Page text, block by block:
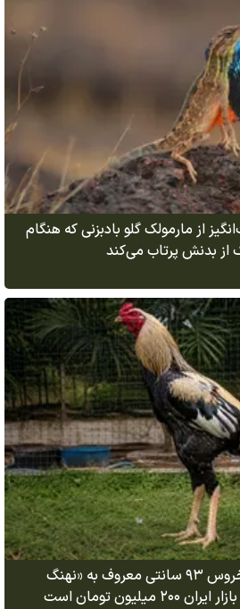
از مارمولک گلو بادبزنی که هنگام
بدنش پرتاب می‌کند
خروس جنگی هندی؛ خروس ۹۳ سانتی معروف به «نهنگ
تومان است